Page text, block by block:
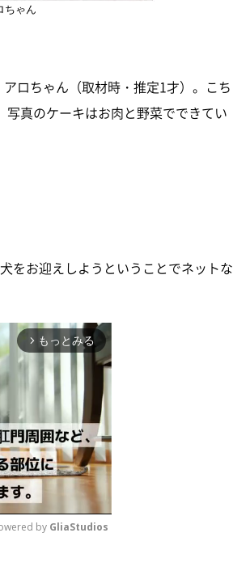
ちゃん
ロちゃん（取材時・推定1才）。こち
真のケーキはお肉と野菜でできてい
をお迎えしようということでネットな
arrow_forward_ios もっとみる
by GliaStudios